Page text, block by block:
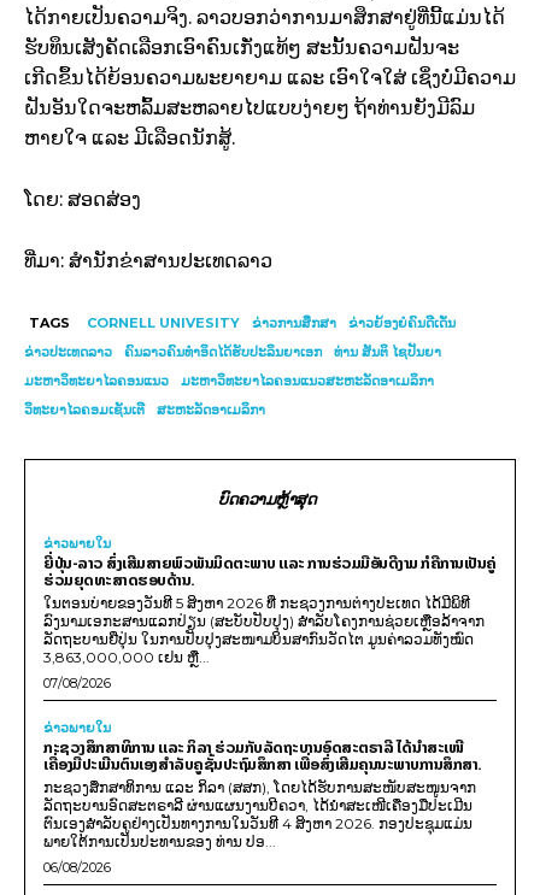
ໄດ້ກາຍເປັນຄວາມຈິງ. ລາວບອກວ່າການມາສຶກສາຢູ່ທີ່ນີ້ແມ່ນໄດ້
ຮັບທຶນເສັງຄັດເລືອກເອົາຄົນເກັ່ງແທ້ໆ ສະນັ້ນຄວາມຝັນຈະ
ເກີດຂຶ້ນໄດ້ຍ້ອນຄວາມພະຍາຍາມ ແລະ ເອົາໃຈໃສ່ ເຊິ່ງບໍ່ມີຄວາມ
ຝັນອັນໃດຈະຫລົ້ມສະຫລາຍໄປແບບງ່າຍໆ ຖ້າທ່ານຍັງມີລົມ
ຫາຍໃຈ ແລະ ມີເລືອດນັກສູ້.
ໂດຍ: ສອດສ່ອງ
ທີ່ມາ: ສຳນັກຂ່າສານປະເທດລາວ
TAGS CORNELL UNIVESITY ຂ່າວການສຶກສາ
ຂ່າວຍ້ອງຍໍຄົນດີເດັ່ນ
ຂ່າວປະເທດລາວ
ຄົນລາວຄົນທຳອິດໄດ້ຮັບປະລິນຍາເອກ
ທ່ານ ສັນຕິ ໄຊປັນຍາ
ມະຫາວິທະຍາໄລຄອນແນວ
ມະຫາວິທະຍາໄລຄອນແນວສະຫະລັດອາເມລິກາ
ວິທະຍາໄລຄອມເຊັນເຕີ
ສະຫະລັດອາເມລິກາ
ບົດຄວາມຫຼ້າສຸດ
ຂ່າວພາຍ​ໃນ
ຍີ່ປຸ່ນ-ລາວ ສົ່ງເສີມສາຍພົວພັນມິດຕະພາບ ແລະ ການຮ່ວມມືອັນດີງາມ ກໍຄືການເປັນຄູ່
ຮ່ວມຍຸດທະສາດຮອບດ້ານ.
ໃນຕອນບ່າຍຂອງວັນທີ 5 ສິງຫາ 2026 ທີ່ ກະຊວງການຕ່າງປະເທດ ໄດ້ມີພິທີ
ລົງນາມເອກະສານແລກປ່ຽນ (ສະບັບປັບປຸງ) ສໍາລັບໂຄງການຊ່ວຍເຫຼືອລ້າຈາກ
ລັດຖະບານຍີ່ປຸ່ນ ໃນການປັບປຸງສະໜາມບິນສາກົນວັດໄຕ ມູນຄ່າລວມທັງໝົດ
3,863,000,000 ເຢນ ຫຼື...
07/08/2026
ຂ່າວພາຍ​ໃນ
ກະຊວງສຶກສາທິການ ແລະ ກິລາ ຮ່ວມກັບລັດຖະບານອົດສະຕຣາລີ ໄດ້ນຳສະເໜີ
ເຄື່ອງມືປະເມີນຕົນເອງສຳລັບຄູຊັ້ນປະຖົມສຶກສາ ເພື່ອສົ່ງເສີມຄຸນນະພາບການສຶກສາ.
ກະຊວງສຶກສາທິການ ແລະ ກິລາ (ສສກ), ໂດຍໄດ້ຮັບການສະໜັບສະໜູນຈາກ
ລັດຖະບານອົດສະຕຣາລີ ຜ່ານແຜນງານບີຄວາ, ໄດ້ນຳສະເໜີເຄື່ອງມືປະເມີນ
ຕົນເອງສຳລັບຄູຢ່າງເປັນທາງການໃນວັນທີ 4 ສິງຫາ 2026. ກອງປະຊຸມແມ່ນ
ພາຍໃຕ້ການເປັນປະທານຂອງ ທ່ານ ປອ...
06/08/2026